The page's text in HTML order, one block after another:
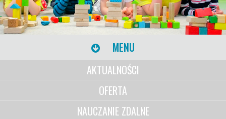
MENU
AKTUALNOŚCI
OFERTA
NAUCZANIE ZDALNE